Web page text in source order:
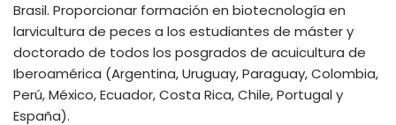
Brasil. Proporcionar formación en biotecnología en
larvicultura de peces a los estudiantes de máster y
doctorado de todos los posgrados de acuicultura de
Iberoamérica (Argentina, Uruguay, Paraguay, Colombia,
Perú, México, Ecuador, Costa Rica, Chile, Portugal y
España).